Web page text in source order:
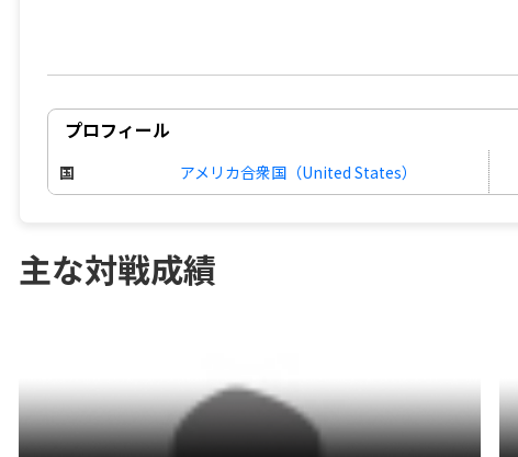
プロフィール
国 アメリカ合衆国（United States）
主な対戦成績